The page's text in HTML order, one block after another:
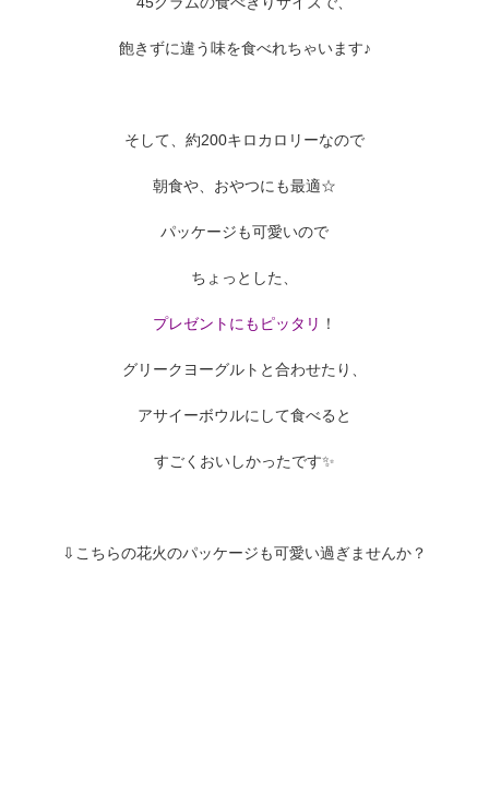
飽きずに違う味を食べれちゃいます♪
そして、約200キロカロリーなので
朝食や、おやつにも最適☆
パッケージも可愛いので
ちょっとした、
プレゼントにもピッタリ ！
グリークヨーグルトと合わせたり、
アサイーボウルにして食べると
すごくおいしかったです✨
⇩こちらの花火のパッケージも可愛い過ぎませんか？